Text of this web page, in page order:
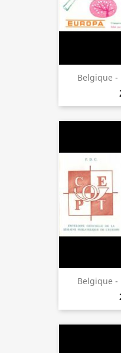
Belgique -
Belgique -